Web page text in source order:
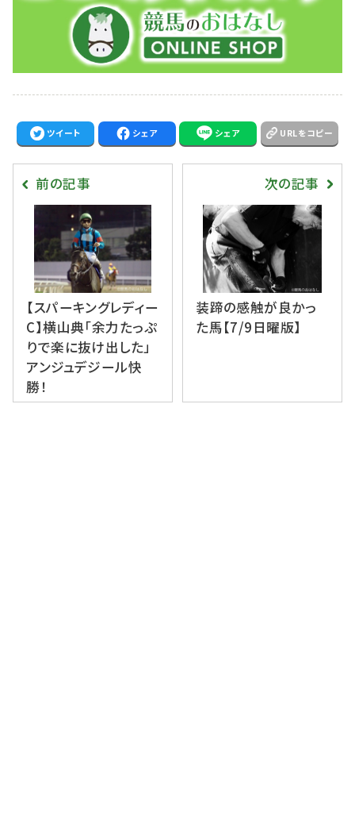
ツイート シェア シェア URLをコピー
前の記事
【スパーキングレディー
C】横山典「余力たっぷ
りで楽に抜け出した」
アンジュデジール快
勝！
次の記事
装蹄の感触が良かっ
た馬【7/9日曜版】